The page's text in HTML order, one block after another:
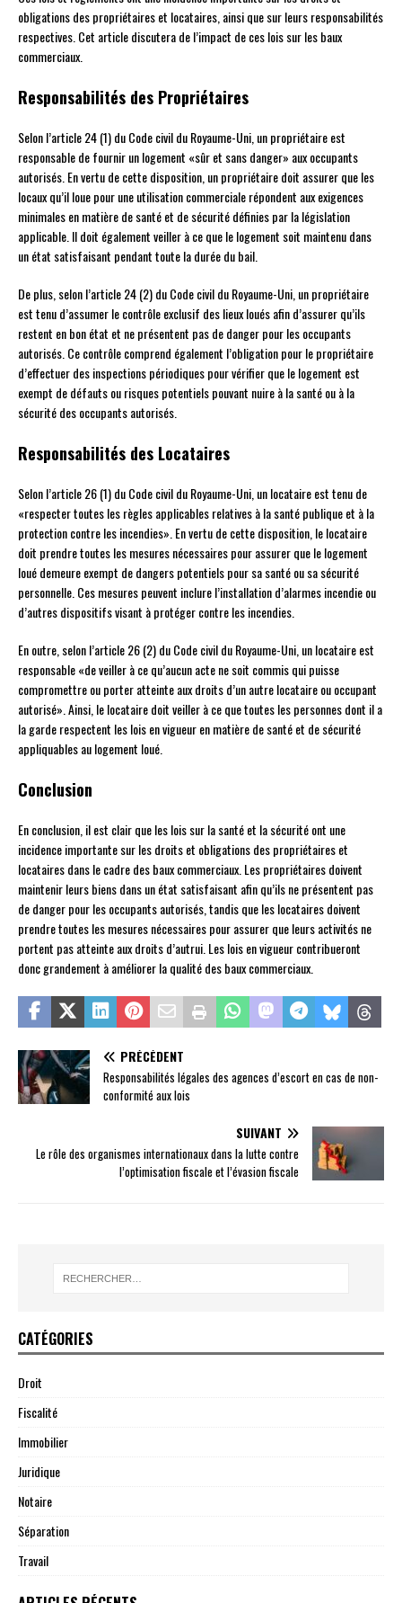
obligations des propriétaires et locataires, ainsi que sur leurs responsabilités
respectives. Cet article discutera de l’impact de ces lois sur les baux
commerciaux.
Responsabilités des Propriétaires
Selon l’article 24 (1) du Code civil du Royaume-Uni, un propriétaire est
responsable de fournir un logement «sûr et sans danger» aux occupants
autorisés. En vertu de cette disposition, un propriétaire doit assurer que les
locaux qu’il loue pour une utilisation commerciale répondent aux exigences
minimales en matière de santé et de sécurité définies par la législation
applicable. Il doit également veiller à ce que le logement soit maintenu dans
un état satisfaisant pendant toute la durée du bail.
De plus, selon l’article 24 (2) du Code civil du Royaume-Uni, un propriétaire
est tenu d’assumer le contrôle exclusif des lieux loués afin d’assurer qu’ils
restent en bon état et ne présentent pas de danger pour les occupants
autorisés. Ce contrôle comprend également l’obligation pour le propriétaire
d’effectuer des inspections périodiques pour vérifier que le logement est
exempt de défauts ou risques potentiels pouvant nuire à la santé ou à la
sécurité des occupants autorisés.
Responsabilités des Locataires
Selon l’article 26 (1) du Code civil du Royaume-Uni, un locataire est tenu de
«respecter toutes les règles applicables relatives à la santé publique et à la
protection contre les incendies». En vertu de cette disposition, le locataire
doit prendre toutes les mesures nécessaires pour assurer que le logement
loué demeure exempt de dangers potentiels pour sa santé ou sa sécurité
personnelle. Ces mesures peuvent inclure l’installation d’alarmes incendie ou
d’autres dispositifs visant à protéger contre les incendies.
En outre, selon l’article 26 (2) du Code civil du Royaume-Uni, un locataire est
responsable «de veiller à ce qu’aucun acte ne soit commis qui puisse
compromettre ou porter atteinte aux droits d’un autre locataire ou occupant
autorisé». Ainsi, le locataire doit veiller à ce que toutes les personnes dont il a
la garde respectent les lois en vigueur en matière de santé et de sécurité
appliquables au logement loué.
Conclusion
En conclusion, il est clair que les lois sur la santé et la sécurité ont une
incidence importante sur les droits et obligations des propriétaires et
locataires dans le cadre des baux commerciaux. Les propriétaires doivent
maintenir leurs biens dans un état satisfaisant afin qu’ils ne présentent pas
de danger pour les occupants autorisés, tandis que les locataires doivent
prendre toutes les mesures nécessaires pour assurer que leurs activités ne
portent pas atteinte aux droits d’autrui. Les lois en vigueur contribueront
donc grandement à améliorer la qualité des baux commerciaux.
PRÉCÉDENT
Responsabilités légales des agences d’escort en cas de non-
conformité aux lois
SUIVANT
Le rôle des organismes internationaux dans la lutte contre
l’optimisation fiscale et l’évasion fiscale
CATÉGORIES
Droit
Fiscalité
Immobilier
Juridique
Notaire
Séparation
Travail